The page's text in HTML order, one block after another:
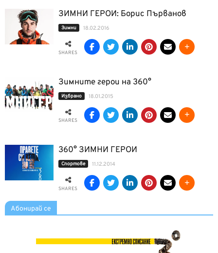
ЗИМНИ ГЕРОИ: Борис Първанов
Зимни 18.02.2016
SHARES
Зимните герои на 360°
Избрано 18.01.2015
SHARES
360° ЗИМНИ ГЕРОИ
Спортове 11.12.2014
SHARES
Абонирай се